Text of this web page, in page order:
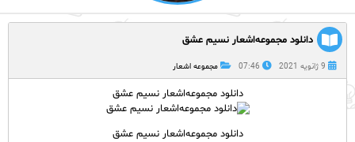
دانلود مجموعه‌اشعار نسیم عشق
9 ژانویه 2021 07:46 مجموعه اشعار
دانلود مجموعه‌اشعار نسیم عشق
دانلود مجموعه‌اشعار نسیم عشق